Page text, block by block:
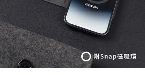
有權停止該用戶之使用額度並採取法律行動。